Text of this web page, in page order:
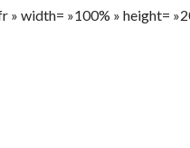
width= »100% » height=